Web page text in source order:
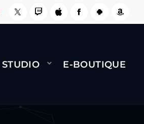
NAMI BERNARD MINET - FLY
STUDIO E-BOUTIQUE